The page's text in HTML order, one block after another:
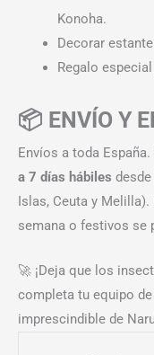
Konoha.
Decorar
Regalo
📦 ENVÍO Y
Envíos a toda
a 7 días hábiles
Islas, Ceuta y
semana o festivos se
🚀 ¡Deja que los
completa tu equipo
imprescindible de